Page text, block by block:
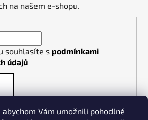
abychom Vám umožnili pohodlné
na našem e-shopu.
souhlasíte s podmínkami
údajů